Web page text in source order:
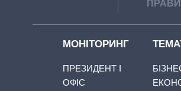
МОНІТОРИНГ
ПРЕЗИДЕНТ І
ОФІС